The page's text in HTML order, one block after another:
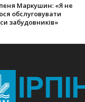
Маркушин: «Я не
обслуговувати
забудовників»